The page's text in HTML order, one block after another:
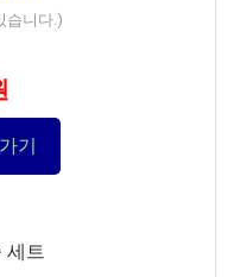
습니다.)
기
세트